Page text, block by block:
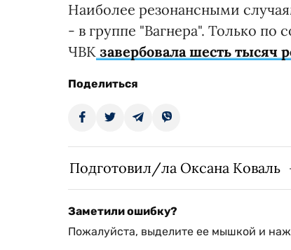
Наиболее резонансными
- в группе "Вагнера". Только по
ЧВК завербовала шесть тысяч
Поделиться
Подготовил/ла Оксана Коваль
Заметили ошибку?
Пожалуйста, выделите ее мышкой и